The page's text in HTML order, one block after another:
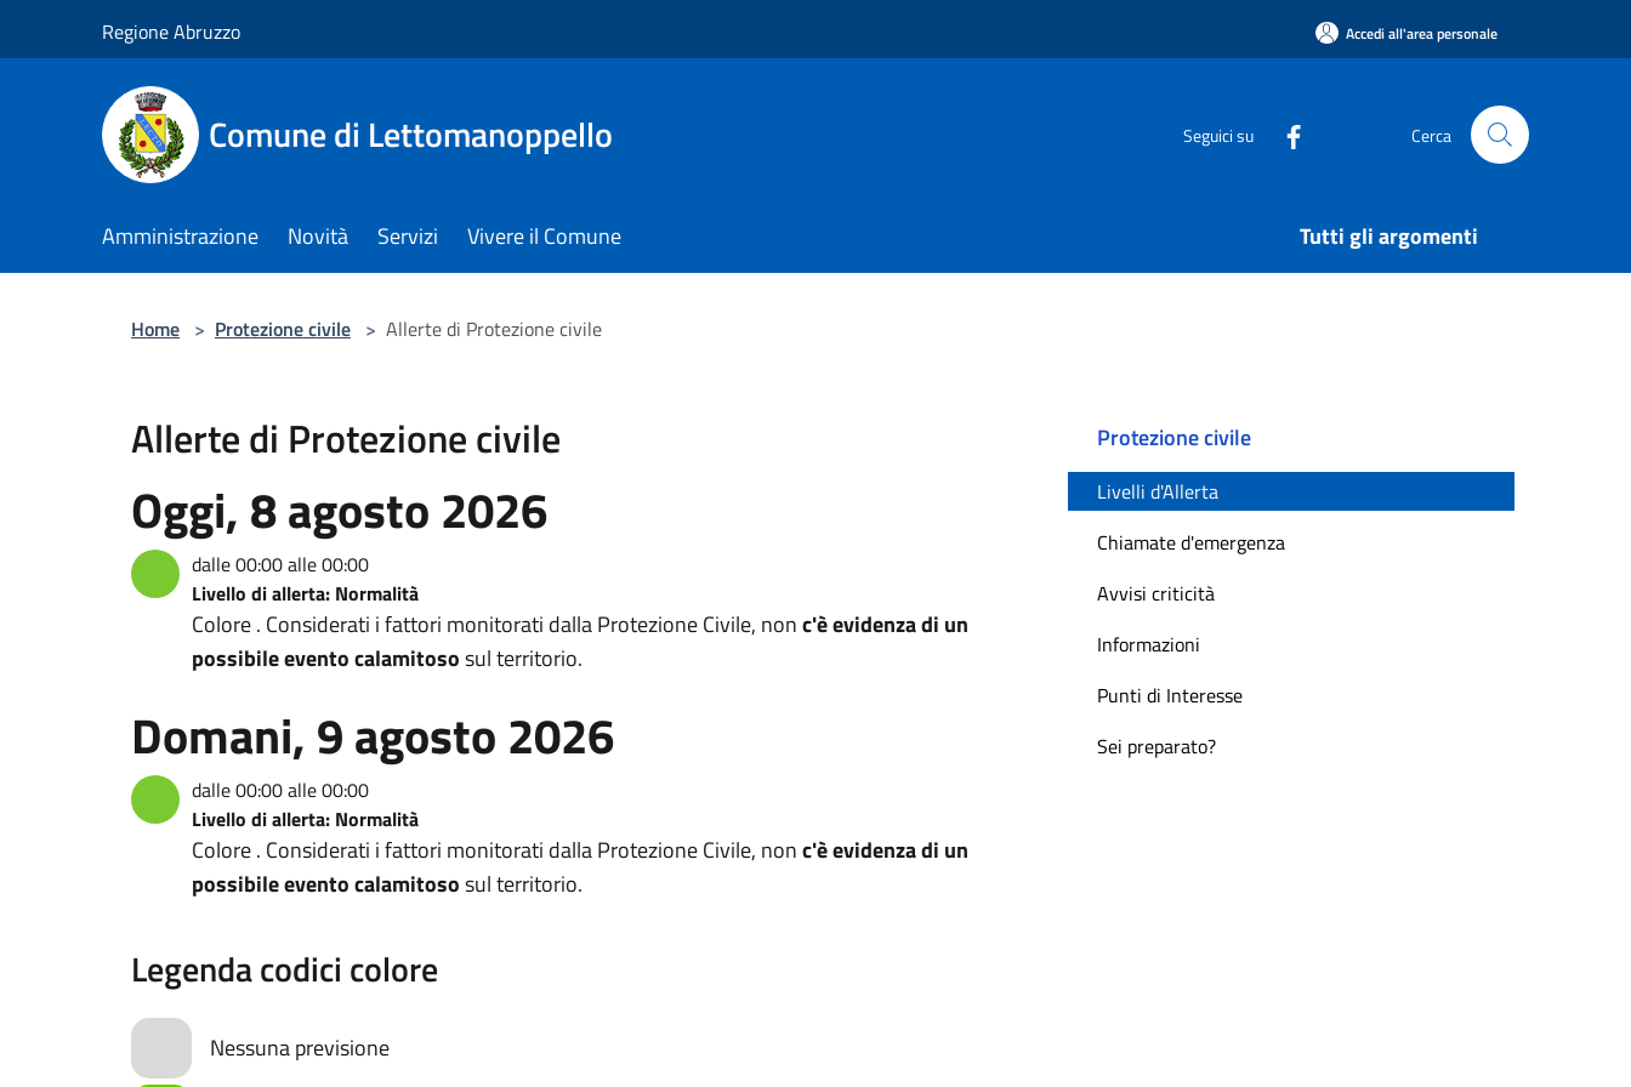
Regione Abruzzo Accedi all'area personale
Comune di Lettomanoppello Seguici su Cerca
Amministrazione Novità Servizi Vivere il Comune Tutti gli argomenti
Home > Protezione civile > Allerte di Protezione civile
Allerte di Protezione civile
Oggi, 8 agosto 2026
dalle 00:00 alle 00:00
Livello di allerta: Normalità
Colore . Considerati i fattori monitorati dalla Protezione Civile, nonc'è evidenza di un
possibile evento calamitososul territorio.
Domani, 9 agosto 2026
dalle 00:00 alle 00:00
Livello di allerta: Normalità
Colore . Considerati i fattori monitorati dalla Protezione Civile, nonc'è evidenza di un
possibile evento calamitososul territorio.
Legenda codici colore
Nessuna previsione
Protezione civile
Livelli d'Allerta
Chiamate d'emergenza
Avvisi criticità
Informazioni
Punti di Interesse
Sei preparato?